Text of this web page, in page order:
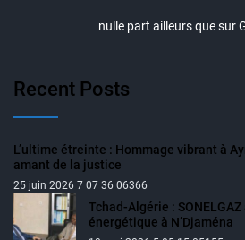
nulle part ailleurs que sur
Recent Posts
L’ultime étreinte : Hommage vibrant à
amant de la justice
25 juin 2026 7 07 36 06366
Tchad-Algérie :
énergétique à N’Djaména